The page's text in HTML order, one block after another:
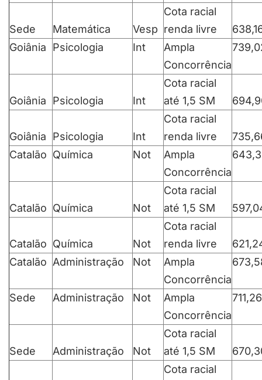
Sede Matemática Vesp
Cota racial
renda livre
Goiânia
Psicologia Int
Ampla
Concorrência
Goiânia Psicologia Int
Cota racial
até 1,5 SM
Goiânia Psicologia Int
Cota racial
renda livre
Catalão Química Not
Ampla
Concorrência
Catalão Química Not
Cota racial
até 1,5 SM
Catalão Química Not
Cota racial
renda livre
Catalão Administração Not
Ampla
Concorrência
Sede Administração Not
Ampla
Concorrência
711,26
Sede Administração Not
Cota racial
até 1,5 SM
Cota racial